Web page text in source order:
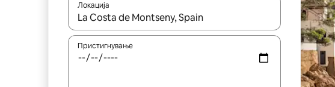
Локација
Кога резултатите се достапни, движете се со копчињата со
Пристигнување